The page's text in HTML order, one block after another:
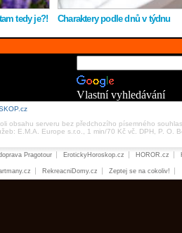
tedy je?! Charaktery podle dnů v týdnu
Vlastní vyhledávání
obsahu serveru bez předchozího písemného
E.M.A. Europe s.r.o., 1 min/70 Kč vč. DPH, P. O.
Pragotour ErotickyHoroskop.cz HOROR.cz
RekreacniDomy.cz Zeptej se na cokoliv!